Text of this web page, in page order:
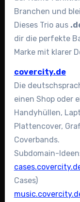
Branchen und
Dieses Trio aus
dir die perfekte
Marke mit klarer
covercity.de
Die
einen Shop oder
Handyhüllen,
Plattencover,
Coverbands.
Subdomain-
Cases)